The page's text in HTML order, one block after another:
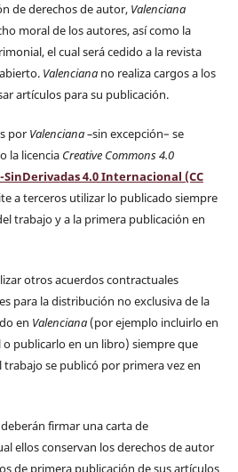
de derechos de autor, Valenciana
moral de los autores, así como la
el cual será cedido a la revista
Valencianano realiza cargos a los
artículos para su publicación.
por Valenciana–sin excepción– se
la licencia Creative Commons 4.0
4.0 Internacional (CC
a terceros utilizar lo publicado siempre
trabajo y a la primera publicación en
otros acuerdos contractuales
para la distribución no exclusiva de la
en Valenciana(por ejemplo incluirlo en
publicarlo en un libro) siempre que
se publicó por primera vez en
firmar una carta de
ellos conservan los derechos de autor
de primera publicación de sus artículos